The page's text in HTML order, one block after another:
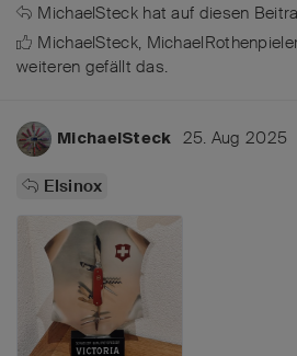
MichaelSteck hat auf diesen
MichaelSteck,
weiteren gefällt das.
MichaelSteck 25. Aug 2025
Elsinox